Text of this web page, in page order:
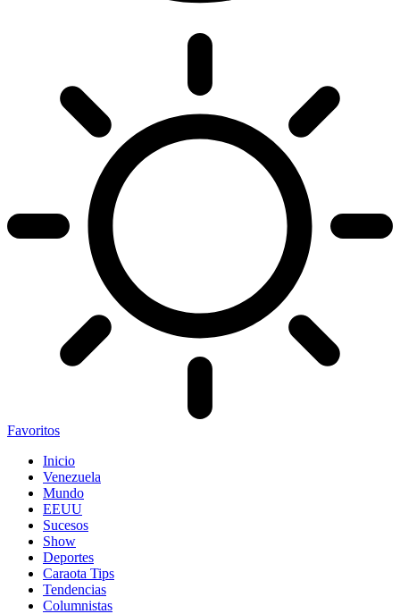
Favoritos
Inicio
Venezuela
Mundo
EEUU
Sucesos
Show
Deportes
Caraota Tips
Tendencias
Columnistas